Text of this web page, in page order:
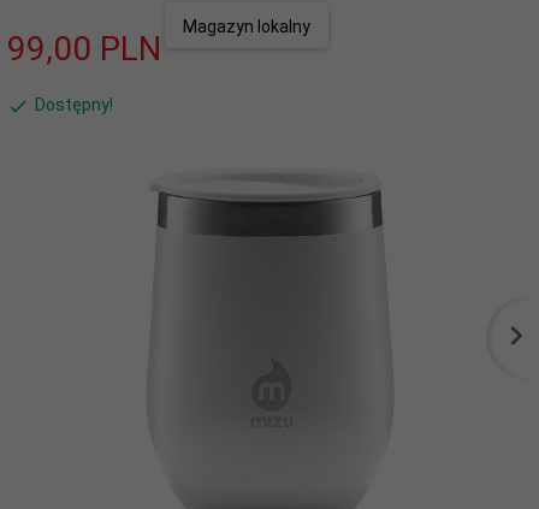
99,00 PLN
Magazyn lokalny
Dostępny!